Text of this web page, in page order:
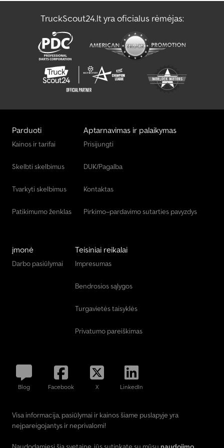
Kiti Šiukšlės / Šalinimas
Kiti Štabeliuotojas
TruckScout24.lt yra oficialus rėmėjas:
Parduoti
Kainos ir tarifai
Skelbti skelbimus
Tvarkyti skelbimus
Patikimumo ženklas
Aptarnavimas ir palaikymas
Prisijungti
DUK/Pagalba
Kontaktas
Pirkimo–pardavimo sutarties pavyzdys
įmonė
Darbo pasiūlymai
Teisiniai reikalai
Impresumas
Bendrosios sąlygos
Turgavietės taisyklės
Privatumo pareiškimas
Blog Facebook X LinkedIn
Visa informacija, pasiūlymai ir kainos šiame puslapyje yra
neįpareigojantys ir neprivalomi!